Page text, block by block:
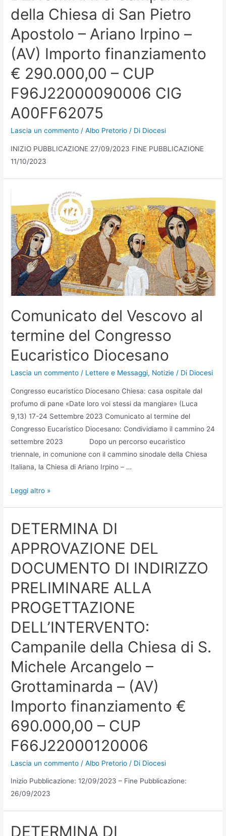
della Chiesa di San Pietro
Apostolo – Ariano Irpino –
(AV) Importo finanziamento
€ 290.000,00 – CUP
F96J22000090006 CIG
A00FF62075
Lascia un commento /Albo Pretorio / Di Diocesi
INIZIO PUBBLICAZIONE 27/09/2023 FINE PUBBLICAZIONE
11/10/2023
Comunicato del Vescovo al
termine del Congresso
Eucaristico Diocesano
Lascia un commento / Lettere e Messaggi, Notizie / Di Diocesi
Congresso eucaristico Diocesano Chiesa: casa ospitale dal
profumo di pane «Date loro voi stessi da mangiare» (Luca
9,13) 17-24 Settembre 2023 Comunicato al termine del
Congresso Eucaristico Diocesano: Condividiamo il cammino 24
settembre 2023 Dopo un percorso eucaristico
triennale, in comunione con il cammino sinodale della Chiesa
Italiana, la Chiesa di Ariano Irpino – …
Leggi altro »
DETERMINA DI
APPROVAZIONE DEL
DOCUMENTO DI INDIRIZZO
PRELIMINARE ALLA
PROGETTAZIONE
DELL’INTERVENTO:
Campanile della Chiesa di S.
Michele Arcangelo –
Grottaminarda – (AV)
Importo finanziamento €
690.000,00 – CUP
F66J22000120006
Lascia un commento /Albo Pretorio / Di Diocesi
Inizio Pubblicazione: 12/09/2023 – Fine Pubblicazione:
26/09/2023
DETERMINA DI